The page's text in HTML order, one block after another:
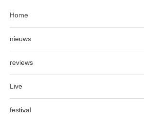
Home
nieuws
reviews
Live
festival